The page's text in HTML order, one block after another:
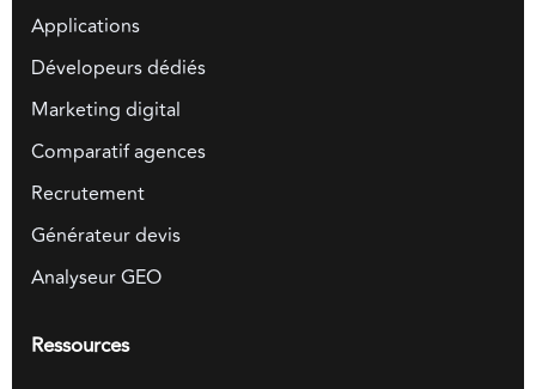
Applications
Dévelopeurs dédiés
Marketing digital
Comparatif agences
Recrutement
Générateur devis
Analyseur GEO
Ressources